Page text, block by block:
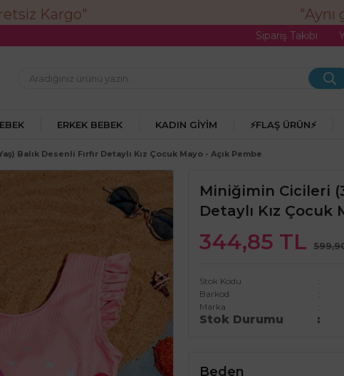
"Aynı
Sipariş Takibi
ERKEK BEBEK KADIN GIYIM ⚡FLAŞ ÜRÜN⚡
Balık Desenli Fırfır Detaylı Kız Çocuk Mayo - Açık Pembe
Miniğimin Cicileri
Detaylı Kız Çocuk
344,85 TL
Stok Kodu
Barkod
Marka
Stok Durumu
Beden